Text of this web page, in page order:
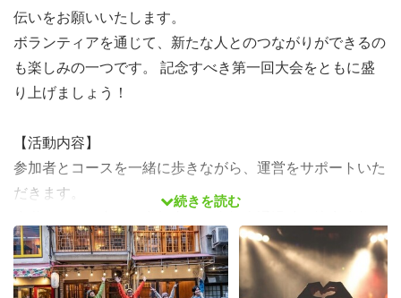
伝いをお願いいたします。
ボランティアを通じて、新たな人とのつながりができるの
も楽しみの一つです。 記念すべき第一回大会をともに盛
り上げましょう！
【活動内容】
参加者とコースを一緒に歩きながら、運営をサポートいた
だきます。
声がけなどをお願いします。
①チャレンジコース（42.195km）約10名
続きを読む